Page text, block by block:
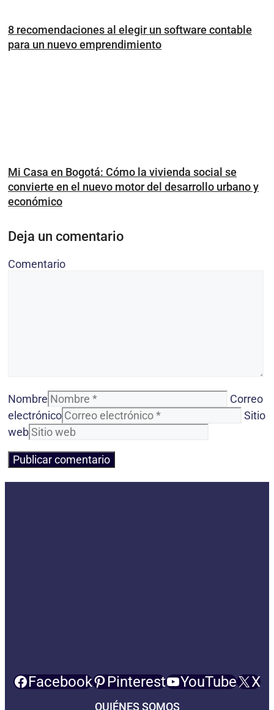
8 recomendaciones al elegir un software contable
para un nuevo emprendimiento
Mi Casa en Bogotá: Cómo la vivienda social se
convierte en el nuevo motor del desarrollo urbano y
económico
Deja un comentario
Comentario
Nombre
Correo
electrónico
Sitio
web
Facebook Pinterest YouTube X
QUIÉNES SOMOS